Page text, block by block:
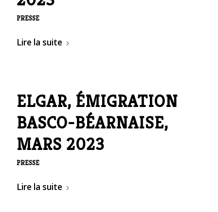
PRESSE
Lire la suite
ELGAR, ÉMIGRATION
BASCO-BÉARNAISE,
MARS 2023
PRESSE
Lire la suite